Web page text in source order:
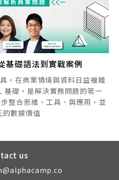
基礎語法到實戰案例
，在商業情境與資料日益複雜
基礎，是解決實務問題的第一
整合思維、工具、與應用，並
的數據價值
us